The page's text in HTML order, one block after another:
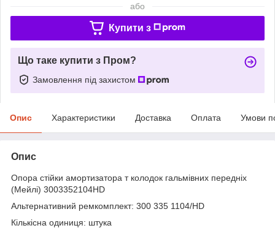
або
Купити з
Що таке купити з Пром?
Замовлення під захистом
Опис Характеристики Доставка Оплата Умови
Опис
Опора стійки амортизатора т колодок гальмівних передніх
(Мейлі) 3003352104HD
Альтернативний ремкомплект: 300 335 1104/HD
Кількісна одиниця: штука